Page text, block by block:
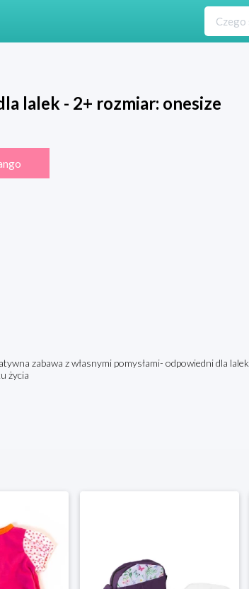
lalek - 2+ rozmiar: onesize
zabawa z własnymi pomysłami- odpowiedni dla
życia